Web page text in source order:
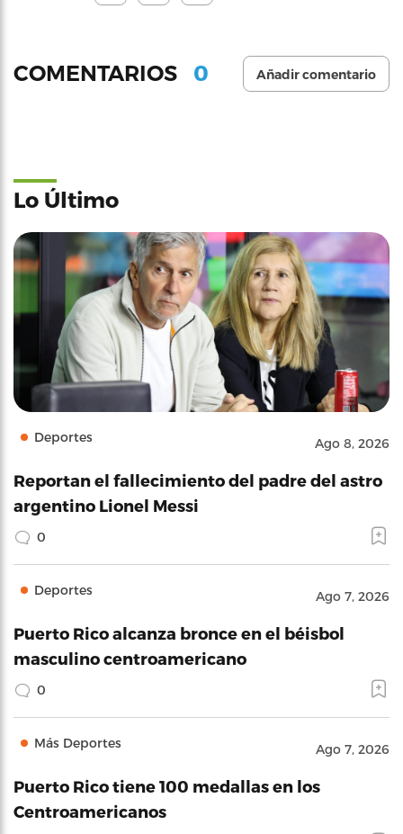
COMENTARIOS 0 Añadir comentario
Lo Último
Deportes Ago 8, 2026
Reportan el fallecimiento del padre del astro
argentino Lionel Messi
0
Deportes Ago 7, 2026
Puerto Rico alcanza bronce en el béisbol
masculino centroamericano
0
Más Deportes Ago 7, 2026
Puerto Rico tiene 100 medallas en los
Centroamericanos